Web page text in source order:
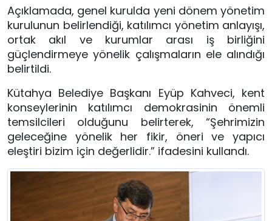
Açıklamada, genel kurulda yeni dönem yönetim
kurulunun belirlendiği, katılımcı yönetim anlayışı,
ortak akıl ve kurumlar arası iş birliğini
güçlendirmeye yönelik çalışmaların ele alındığı
belirtildi.
Kütahya Belediye Başkanı Eyüp Kahveci, kent
konseylerinin katılımcı demokrasinin önemli
temsilcileri olduğunu belirterek, “Şehrimizin
geleceğine yönelik her fikir, öneri ve yapıcı
eleştiri bizim için değerlidir.” ifadesini kullandı.